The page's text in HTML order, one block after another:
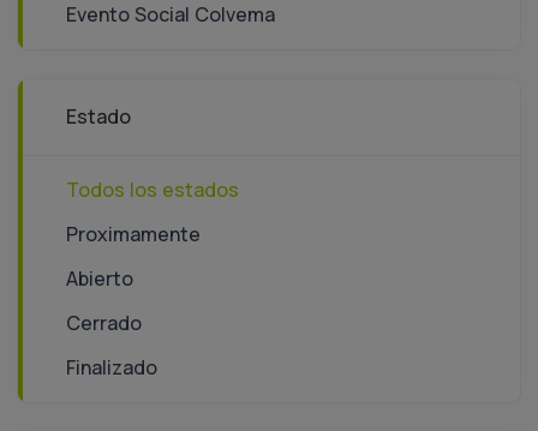
Evento Social Colvema
Estado
Todos los estados
Proximamente
Abierto
Cerrado
Finalizado